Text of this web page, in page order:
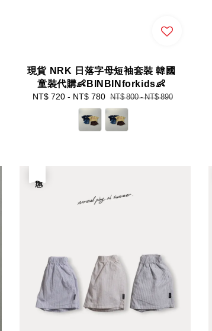
現貨 NRK 日落字母短袖套裝 韓國
童裝代購👶BINBINforkids👶
Sale
NT$ 720- NT$ 780 Regular
price
NT$ 800-NT$ 890